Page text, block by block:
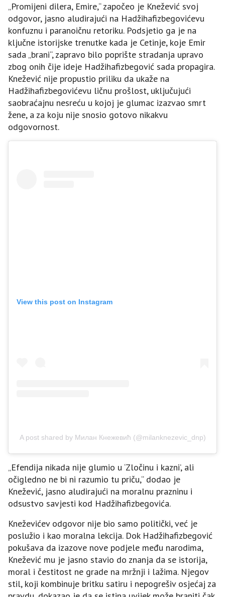
„Promijeni dilera, Emire,“ započeo je Knežević svoj
odgovor, jasno aludirajući na Hadžihafizbegovićevu
konfuznu i paranoičnu retoriku. Podsjetio ga je na
ključne istorijske trenutke kada je Cetinje, koje Emir
sada „brani“, zapravo bilo poprište stradanja upravo
zbog onih čije ideje Hadžihafizbegović sada propagira.
Knežević nije propustio priliku da ukaže na
Hadžihafizbegovićevu ličnu prošlost, uključujući
saobraćajnu nesreću u kojoj je glumac izazvao smrt
žene, a za koju nije snosio gotovo nikakvu
odgovornost.
View this post on Instagram
A post shared by Милан Кнежевић (@milanknezevic_dnp)
„Efendija nikada nije glumio u ‘Zločinu i kazni’, ali
očigledno ne bi ni razumio tu priču,“ dodao je
Knežević, jasno aludirajući na moralnu prazninu i
odsustvo savjesti kod Hadžihafizbegovića.
Kneževićev odgovor nije bio samo politički, već je
poslužio i kao moralna lekcija. Dok Hadžihafizbegović
pokušava da izazove nove podjele među narodima,
Knežević mu je jasno stavio do znanja da se istorija,
moral i čestitost ne grade na mržnji i lažima. Njegov
stil, koji kombinuje britku satiru i nepogrešiv osjećaj za